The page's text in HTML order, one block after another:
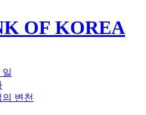
OF KOREA
변천